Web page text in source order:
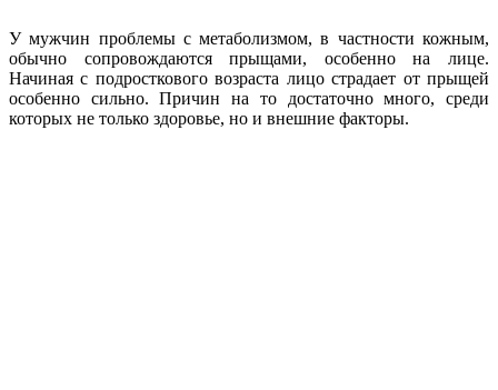
У мужчин проблемы с метаболизмом, в частности кожным,
обычно сопровождаются прыщами, особенно на лице.
Начиная с подросткового возраста лицо страдает от прыщей
особенно сильно. Причин на то достаточно много, среди
которых не только здоровье, но и внешние факторы.